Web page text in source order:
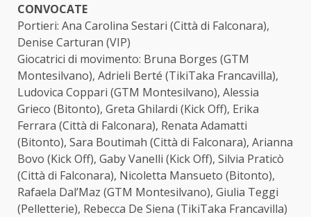
CONVOCATE
Portieri: Ana Carolina Sestari (Città di Falconara),
Denise Carturan (VIP)
Giocatrici di movimento: Bruna Borges (GTM
Montesilvano), Adrieli Berté (TikiTaka Francavilla),
Ludovica Coppari (GTM Montesilvano), Alessia
Grieco (Bitonto), Greta Ghilardi (Kick Off), Erika
Ferrara (Città di Falconara), Renata Adamatti
(Bitonto), Sara Boutimah (Città di Falconara), Arianna
Bovo (Kick Off), Gaby Vanelli (Kick Off), Silvia Praticò
(Città di Falconara), Nicoletta Mansueto (Bitonto),
Rafaela Dal’Maz (GTM Montesilvano), Giulia Teggi
(Pelletterie), Rebecca De Siena (TikiTaka Francavilla)